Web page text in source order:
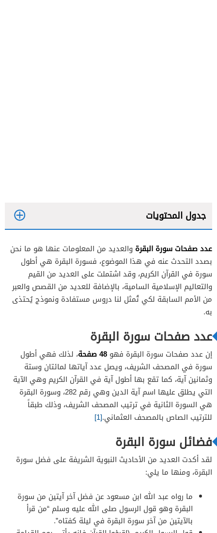
جدول المحتويات
عدد صفحات سورة البقرة والعديد من المعلومات عنها هو ما نحن
بصدد التحدث عنه في هذا الموضوع، فسورة البقرة هي أطول
سورة في القرآن الكريم، وقد اشتملت على العديد من القيم
والتعاليم الإسلامية السامية، بالإضافة للعديد من القصص والعبر
من الأمم السابقة لكي تُمثل لنا دروس مستفادة ونموذج يُحتذى
به.
عدد صفحات سورة البقرة
إن عدد صفحات سورة البقرة فهو 48 صفحة
، لذلك فهي أطول
سورة في المصحف الشريف، ويصل عدد آياتها لمائتان وستة
وثمانين آية، كما تقع بها أطول آية في القرآن الكريم وهي الآية
التي يطلق عليها اسم آية الدين وهي رقم 282، وسورة البقرة
هي السورة الثانية في ترتيب المصحف الشريف، وذلك طبقاً
للترتيب الصاص بالمصحف العثماني.[1]
فضائل سورة البقرة
لقد أكدت العديد من الأحاديث النبوية الشريفة على فضل سورة
البقرة، ومنها ما يلي:
ما رواه عبد الله ابن مسعود عن فضل آخر آيتين من سورة
البقرة وهو قول الرسول صلى الله عليه وسلم “من قرأ
بالآيتين من ‏آخر سورة ‏البقرة ‏في ليلة كفتاه”.